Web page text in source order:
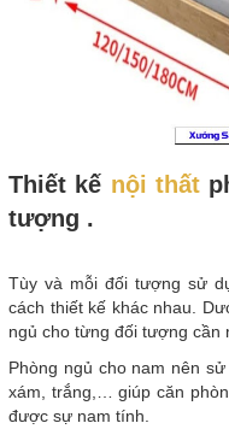
Thiết kế nội thất
tượng .
Tùy và mỗi đối tượng sử
cách thiết kế khác nhau.
ngủ cho từng đối tượng cần
Phòng ngủ cho nam nên
xám, trắng,… giúp căn
được sự nam tính.